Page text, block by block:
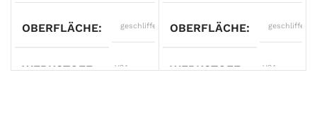
OBERFLÄCHE geschliffen
WERKSTOFF V2A
OBERFLÄCHE geschliffen
WERKSTOFF V2A